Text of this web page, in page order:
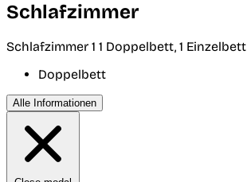
Schlafzimmer
Schlafzimmer 1 1 Doppelbett, 1 Einzelbett
Doppelbett
Alle Informationen